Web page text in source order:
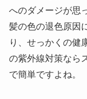
へのダメージが思
髪の色の退色原因
り、せっかくの健
の紫外線対策なら
で簡単ですよね。